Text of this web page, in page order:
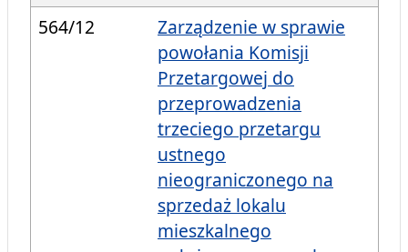
564/12
Zarządzenie w sprawie
powołania Komisji
Przetargowej do
przeprowadzenia
trzeciego przetargu
ustnego
nieograniczonego na
sprzedaż lokalu
mieszkalnego